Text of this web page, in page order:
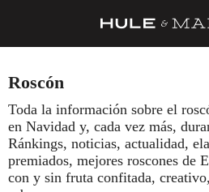
DESPENSA
BARRAS Y ESTRELLAS
DÓNDE COMER
Roscón
Toda la información sobre el
en Navidad y, cada vez más,
Ránkings, noticias, actualidad,
premiados, mejores roscones de
con y sin fruta confitada,